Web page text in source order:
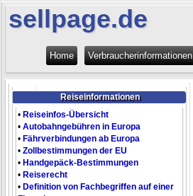
Reiseinformationen
• Reiseinfos-Übersicht
• Autobahngebühren in Europa
• Fährverbindungen ab Europa
• Zollbestimmungen der EU
• Handgepäck-Bestimmungen
• Reiserecht
• Definition von Fachbegriffen auf einer
sellpage.de
Home Verbraucherinformationen